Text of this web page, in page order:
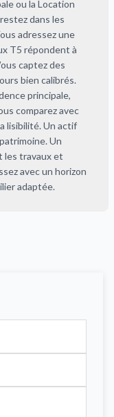
ou la Location
dans les
adressez une
T5 répondent à
captez des
bien calibrés.
principale,
comparez avec
lisibilité. Un actif
Un
les travaux et
avec un horizon
adaptée.